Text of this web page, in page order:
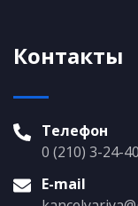
Контакты
Телефон
0 (210) 3-24-40
E-mail